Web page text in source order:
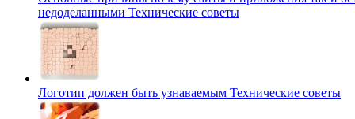
недоделанными Технические советы
Логотип должен быть узнаваемым Технические советы